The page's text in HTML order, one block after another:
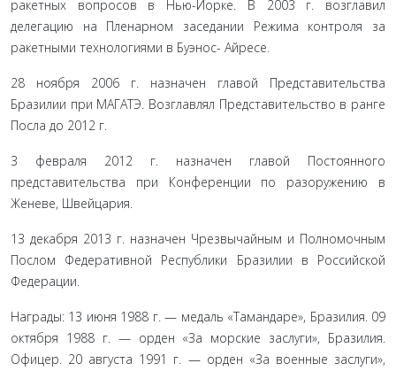
ракетных вопросов в Нью-Йорке. В 2003 г. возглавил
делегацию на Пленарном заседании Режима контроля за
ракетными технологиями в Буэнос- Айресе.
28 ноября 2006 г. назначен главой Представительства
Бразилии при МАГАТЭ. Возглавлял Представительство в ранге
Посла до 2012 г.
3 февраля 2012 г. назначен главой Постоянного
представительства при Конференции по разоружению в
Женеве, Швейцария.
13 декабря 2013 г. назначен Чрезвычайным и Полномочным
Послом Федеративной Республики Бразилии в Российской
Федерации.
Награды: 13 июня 1988 г. — медаль «Тамандаре», Бразилия. 09
октября 1988 г. — орден «За морские заслуги», Бразилия.
Офицер. 20 ав­густа 1991 г. — орден «За военные заслуги»,